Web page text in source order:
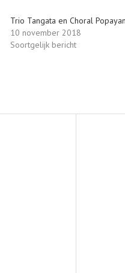
Trio Tangata en Choral Popayan
10 november 2018
Soortgelijk bericht